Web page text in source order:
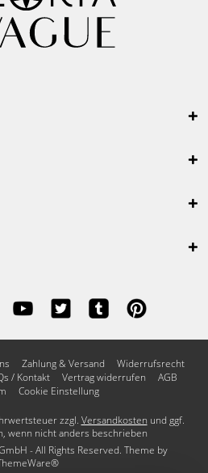
Zahlung & Versand
Widerrufsrecht
/ Kontakt Vertrag widerrufen
AGB
Cookie Einstellung
zzgl. Versandkosten und ggf.
wenn nicht anders beschrieben
- All Rights Reserved. Theme by